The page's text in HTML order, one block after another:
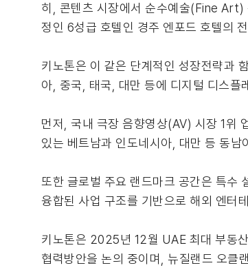
히, 콘텐츠 시장에서 순수예술(Fine
정인 6성급 호텔인 경주 엔포드 호텔의
키노톤은 이 같은 단계적인 성장전략과
아, 중국, 태국, 대만 등에 디지털 디스플
먼저, 국내 극장 음향영상(AV) 시장 1위
있는 베트남과 인도네시아, 대만 등 동
또한 글로벌 주요 랜드마크 공간은 특수
융합된 사업 구조를 기반으로 해외 엔터
키노톤은 2025년 12월 UAE 최대 부
협력방안을 논의 중이며, 뉴질랜드 오